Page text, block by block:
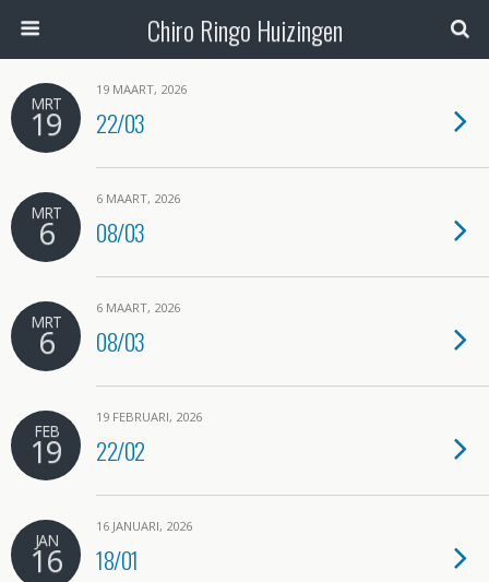
Chiro Ringo Huizingen
MRT
19
19 MAART, 2026
22/03
MRT
6
6 MAART, 2026
08/03
MRT
6
6 MAART, 2026
08/03
FEB
19
19 FEBRUARI, 2026
22/02
JAN
16
16 JANUARI, 2026
18/01